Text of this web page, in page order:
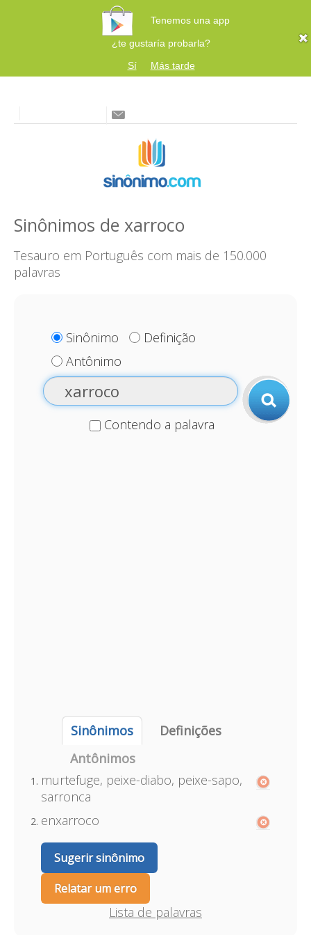
Tenemos una app
¿te gustaría probarla?
Sí
Más tarde
Sinônimos de xarroco
Tesauro em Português com mais de 150.000
palavras
Sinônimo
Definição
Antônimo
Contendo a palavra
Sinônimos
Definições
Antônimos
murtefuge, peixe-diabo, peixe-sapo,
sarronca
enxarroco
Sugerir sinônimo
Relatar um erro
Lista de palavras